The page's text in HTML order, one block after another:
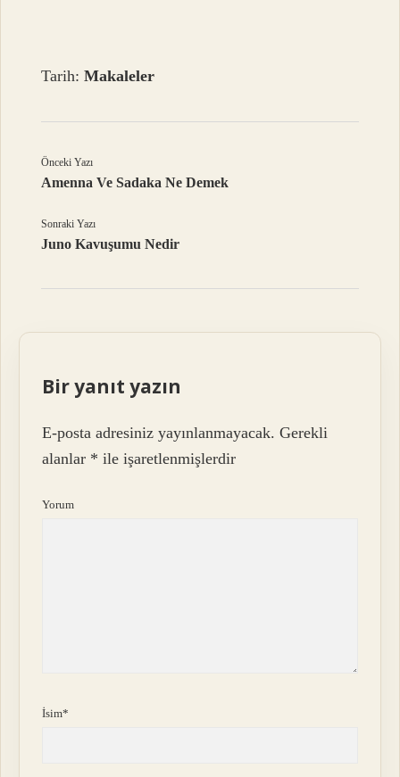
Tarih:Makaleler
Önceki Yazı
Amenna Ve Sadaka Ne Demek
Sonraki Yazı
Juno Kavuşumu Nedir
Bir yanıt yazın
E-posta adresiniz yayınlanmayacak. Gerekli
alanlar * ile işaretlenmişlerdir
Yorum
İsim*